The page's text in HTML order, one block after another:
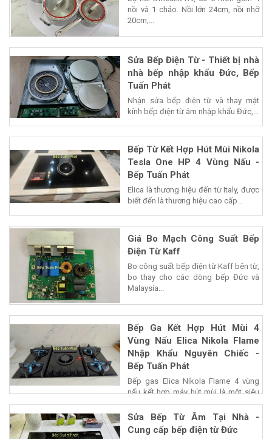
nồi và 1 chảo. Nồi lớn 24cm, nồi nhỡ
20cm,...
Sửa Bếp Điện Từ - Thiết bị nhà
nhà bếp nhập khẩu Đức, Bếp
Tuấn Phát
Nhận sửa bếp điện từ và thay mặt
kính bếp điện từ âm nhập khẩu Đức,...
Bếp Từ Kết Hợp Hút Mùi Nikola
Tesla One HP 4 Vùng Nấu -
Bếp Tuấn Phát
Elica là thương hiệu đến từ Italy, được
biết đến là thương hiệu cao cấp...
Giá Bo Mạch Công Suất Bếp
Điện Từ Kaff
Bo công suất bếp điện từ Kaff bên từ,
bo thay cho các dòng bếp Đức và
Malaysia...
Bếp Ga Kết Hợp Hút Mùi 4
Vùng Nấu Elica Nikola Flame
Nhập Khẩu Nguyên Chiếc -
Bếp Tuấn Phát
Bếp gas Elica Nikola Flame 4 vùng
nấu kết hợp máy hút mùi là một siêu
phẩm của...
Sửa Bếp Từ Âm Tại Nhà -
Cung cấp bếp điện từ Đức